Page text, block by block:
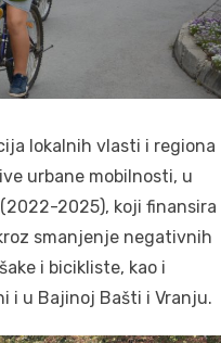
lokalnih vlasti i regiona
urbane mobilnosti, u
2025), koji finansira
smanjenje negativnih
i bicikliste, kao i
i u Bajinoj Bašti i Vranju.